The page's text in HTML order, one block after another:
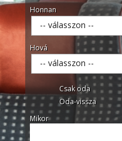
Honnan
-- válasszon --
Hová
-- válasszon --
Csak oda
Oda-vissza
Mikor